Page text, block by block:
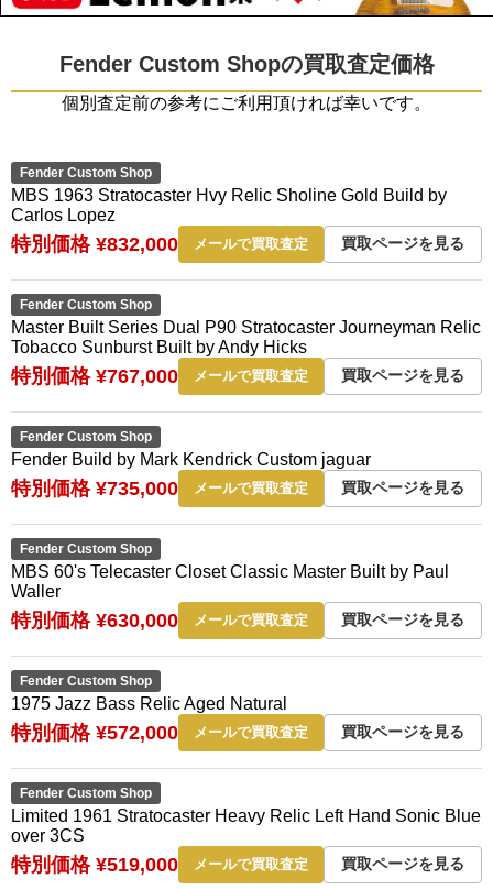
Fender Custom Shopの買取査定価格
個別査定前の参考にご利用頂ければ幸いです。
Fender Custom Shop
MBS 1963 Stratocaster Hvy Relic Sholine Gold Build by
Carlos Lopez
特別価格 ¥832,000 メールで買取査定 買取ページを見る
Fender Custom Shop
Master Built Series Dual P90 Stratocaster Journeyman Relic
Tobacco Sunburst Built by Andy Hicks
特別価格 ¥767,000 メールで買取査定 買取ページを見る
Fender Custom Shop
Fender Build by Mark Kendrick Custom jaguar
特別価格 ¥735,000 メールで買取査定 買取ページを見る
Fender Custom Shop
MBS 60's Telecaster Closet Classic Master Built by Paul
Waller
特別価格 ¥630,000 メールで買取査定 買取ページを見る
Fender Custom Shop
1975 Jazz Bass Relic Aged Natural
特別価格 ¥572,000 メールで買取査定 買取ページを見る
Fender Custom Shop
Limited 1961 Stratocaster Heavy Relic Left Hand Sonic Blue
over 3CS
特別価格 ¥519,000 メールで買取査定 買取ページを見る